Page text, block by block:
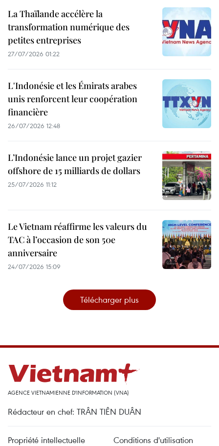
La Thaïlande accélère la
transformation numérique des
petites entreprises
27/07/2026 01:22
L'Indonésie et les Émirats arabes
unis renforcent leur coopération
financière
26/07/2026 12:48
L’Indonésie lance un projet gazier
offshore de 15 milliards de dollars
25/07/2026 11:12
Le Vietnam réaffirme les valeurs du
TAC à l’occasion de son 50e
anniversaire
24/07/2026 15:09
Télécharger plus
AGENCE VIETNAMIENNE D'INFORMATION (VNA)
Rédacteur en chef: TRÂN TIÊN DUÂN
Propriété intellectuelle Conditions d'utilisation